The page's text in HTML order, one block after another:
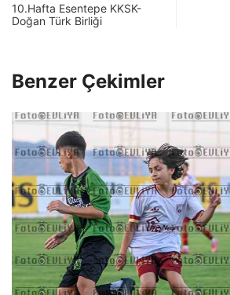
10.Hafta Esentepe KKSK-
Doğan Türk Birliği
Benzer Çekimler